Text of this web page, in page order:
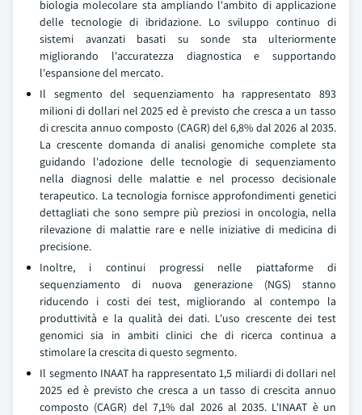
biologia molecolare sta ampliando l'ambito di applicazione
delle tecnologie di ibridazione. Lo sviluppo continuo di
sistemi avanzati basati su sonde sta ulteriormente
migliorando l'accuratezza diagnostica e supportando
l'espansione del mercato.
Il segmento del sequenziamento ha rappresentato 893
milioni di dollari nel 2025 ed è previsto che cresca a un tasso
di crescita annuo composto (CAGR) del 6,8% dal 2026 al 2035.
La crescente domanda di analisi genomiche complete sta
guidando l'adozione delle tecnologie di sequenziamento
nella diagnosi delle malattie e nel processo decisionale
terapeutico. La tecnologia fornisce approfondimenti genetici
dettagliati che sono sempre più preziosi in oncologia, nella
rilevazione di malattie rare e nelle iniziative di medicina di
precisione.
Inoltre, i continui progressi nelle piattaforme di
sequenziamento di nuova generazione (NGS) stanno
riducendo i costi dei test, migliorando al contempo la
produttività e la qualità dei dati. L'uso crescente dei test
genomici sia in ambiti clinici che di ricerca continua a
stimolare la crescita di questo segmento.
Il segmento INAAT ha rappresentato 1,5 miliardi di dollari nel
2025 ed è previsto che cresca a un tasso di crescita annuo
composto (CAGR) del 7,1% dal 2026 al 2035. L'INAAT è un